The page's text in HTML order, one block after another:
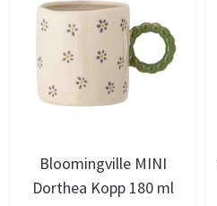
Bloomingville MINI
Dorthea Kopp 180 ml